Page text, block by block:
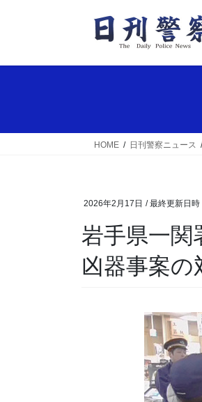
HOME 日刊警察ニュース
2026年2月17日 / 最終更新日時
岩手県一関署が一ノ関駅でJRとテロ対処訓練 持
凶器事案の